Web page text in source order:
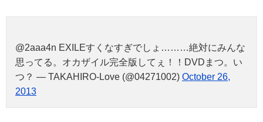
@2aaa4n EXILEすくなすぎでしょ………絶対にみんな
思ってる。オカザイル完全版してぇ！！DVDまつ。い
つ？ — TAKAHIRO-Love (@04271002) October 26,
2013